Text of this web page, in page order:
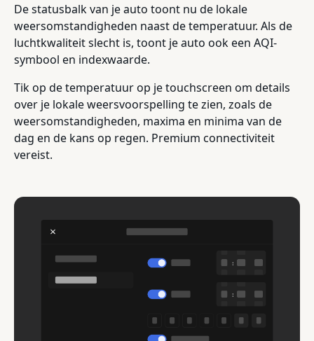
De statusbalk van je auto toont nu de lokale
weersomstandigheden naast de temperatuur. Als de
luchtkwaliteit slecht is, toont je auto ook een AQI-
symbool en indexwaarde.
Tik op de temperatuur op je touchscreen om details
over je lokale weersvoorspelling te zien, zoals de
weersomstandigheden, maxima en minima van de
dag en de kans op regen. Premium connectiviteit
vereist.